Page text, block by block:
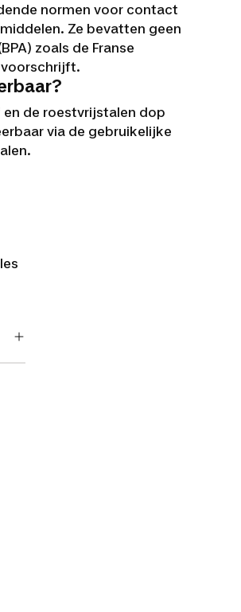
normen voor contact
Ze bevatten geen
zoals de Franse
en de roestvrijstalen dop
via de gebruikelijke